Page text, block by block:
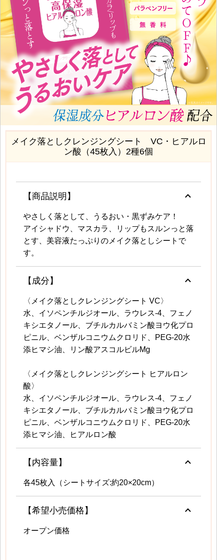
メイク落としクレンジングシート VC・ヒアルロ
ン酸（45枚入）2種6個
【商品説明】 keyboard_arrow_up
やさしく落として、うるおい・黒ずみケア！
アイシャドウ、マスカラ、リップもスルンっと落
とす、美容液たっぷりのメイク落としシートで
す。
【成分】 keyboard_arrow_up
〈メイク落としクレンジングシート VC〉
水、イソペンチルジオール、ラウレス-4、フェノ
キシエタノール、ブチルカルバミン酸ヨウ化プロ
ピニル、ベンザルコニウムクロリド、PEG-20水
添ヒマシ油、リン酸アスコルビルMg
〈メイク落としクレンジングシート ヒアルロン
酸〉
水、イソペンチルジオール、ラウレス-4、フェノ
キシエタノール、ブチルカルバミン酸ヨウ化プロ
ピニル、ベンザルコニウムクロリド、PEG-20水
添ヒマシ油、ヒアルロン酸
【内容量】 keyboard_arrow_up
各45枚入（シートサイズ:約20×20cm）
【希望小売価格】 keyboard_arrow_up
オープン価格